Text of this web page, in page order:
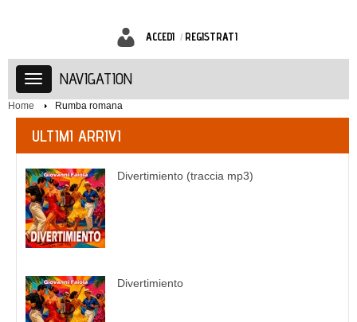
ACCEDI REGISTRATI
NAVIGATION
Home Rumba romana
ULTIMI ARRIVI
Divertimiento (traccia mp3)
Divertimiento